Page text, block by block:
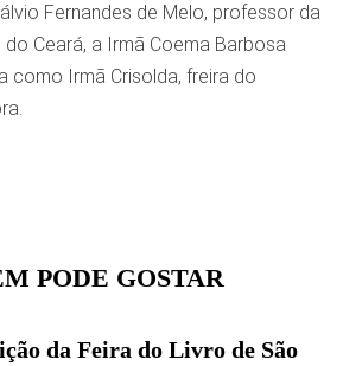
Fernandes de Melo, professor da
do Ceará, a Irmã Coema Barbosa
como Irmã Crisolda, freira do
PODE GOSTAR
da Feira do Livro de São